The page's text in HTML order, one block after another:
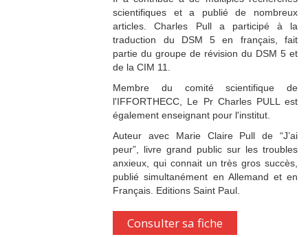
scientifiques et a publié de nombreux
articles. Charles Pull a participé à la
traduction du DSM 5 en français, fait
partie du groupe de révision du DSM 5 et
de la CIM 11.
Membre du comité scientifique de
l'IFFORTHECC, Le Pr Charles PULL est
également enseignant pour l'institut.
Auteur avec Marie Claire Pull de “J’ai
peur”, livre grand public sur les troubles
anxieux, qui connait un très gros succès,
publié simultanément en Allemand et en
Français. Editions Saint Paul.
Consulter sa fiche